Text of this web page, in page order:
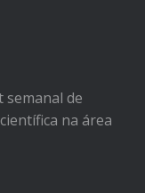
semanal de
na área